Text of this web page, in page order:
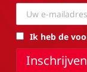
Ik heb de